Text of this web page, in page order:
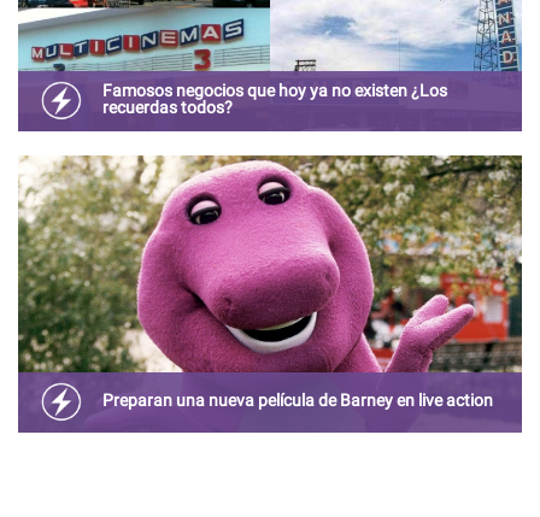
Famosos negocios que hoy ya no existen ¿Los
recuerdas todos?
lugares, o tal vez los viste anunciados en la televisión, o
incluso tal vez trabajaste en alguno de estos negocios.
Preparan una nueva película de Barney en live action